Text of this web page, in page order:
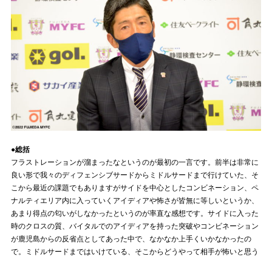
●総括
フラストレーションが溜まったなというのが最初の一言です。前半は非常に
良い形で我々のディフェンシブサードからミドルサードまで行けていた、そ
こから最近の課題でもありますがサイドを中心としたコンビネーション、ペ
ナルティエリア内に入っていくアイディアや怖さが皆無に等しいというか、
あまり得点の匂いがしなかったというのが率直な感想です。サイドに入った
時のクロスの質、バイタルでのアイディアを持った突破やコンビネーション
が鹿児島からの反省点としてあった中で、なかなか上手くいかなかったの
で。ミドルサードまではいけている、そこからどうやって相手が怖いと思う